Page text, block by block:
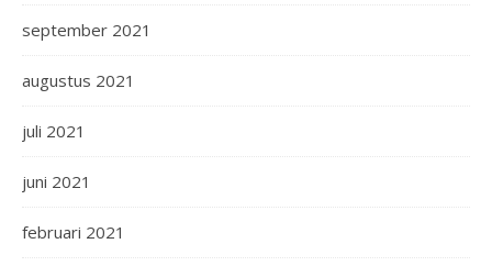
september 2021
augustus 2021
juli 2021
juni 2021
februari 2021